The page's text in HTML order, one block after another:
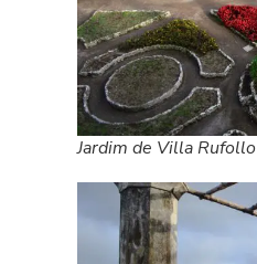
Jardim de Villa Rufollo